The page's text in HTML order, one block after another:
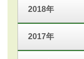
2018年
2017年